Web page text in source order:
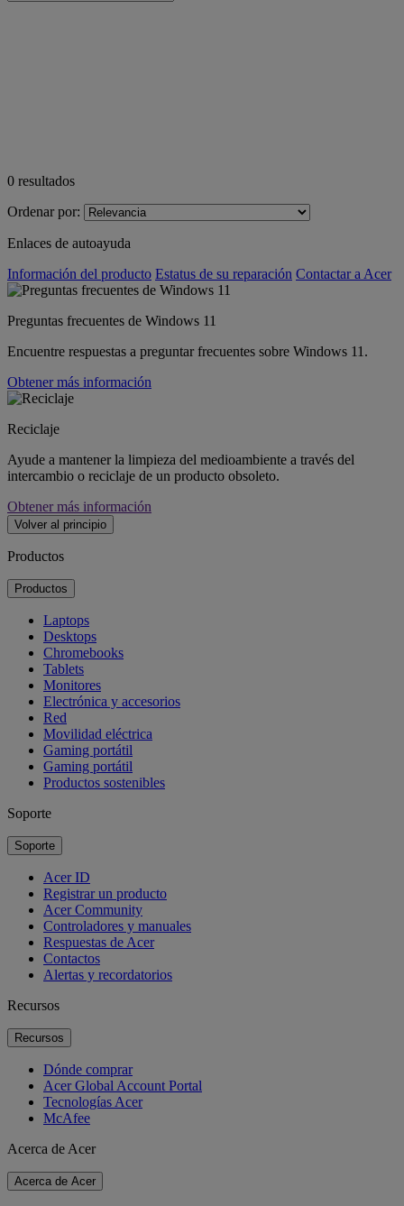
0 resultados
Ordenar por:
Enlaces de autoayuda
Información del producto Estatus de su reparación Contactar a Acer
Preguntas frecuentes de Windows 11
Encuentre respuestas a preguntar frecuentes sobre Windows 11.
Obtener más información
Reciclaje
Ayude a mantener la limpieza del medioambiente a través del
intercambio o reciclaje de un producto obsoleto.
Obtener más información
Volver al principio
Productos
Productos
Laptops
Desktops
Chromebooks
Tablets
Monitores
Electrónica y accesorios
Red
Movilidad eléctrica
Gaming portátil
Gaming portátil
Productos sostenibles
Soporte
Soporte
Acer ID
Registrar un producto
Acer Community
Controladores y manuales
Respuestas de Acer
Contactos
Alertas y recordatorios
Recursos
Recursos
Dónde comprar
Acer Global Account Portal
Tecnologías Acer
McAfee
Acerca de Acer
Acerca de Acer